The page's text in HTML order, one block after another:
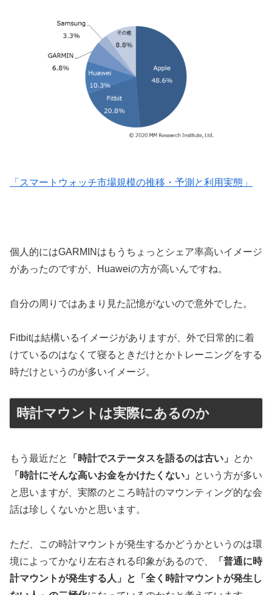
「スマートウォッチ市場規模の推移・予測と利用実態」
個人的にはGARMINはもうちょっとシェア率高いイメージ
があったのですが、Huaweiの方が高いんですね。
自分の周りではあまり見た記憶がないので意外でした。
Fitbitは結構いるイメージがありますが、外で日常的に着
けているのはなくて寝るときだけとかトレーニングをする
時だけというのが多いイメージ。
時計マウントは実際にあるのか
もう最近だと 「時計でステータスを語るのは古い」
とか
「時計にそんな高いお金をかけたくない」
という方が多い
と思いますが、実際のところ時計のマウンティング的な会
話は珍しくないかと思います。
ただ、この時計マウントが発生するかどうかというのは環
境によってかなり左右される印象があるので、
「普通に時
計マウントが発生する人」と「全く時計マウントが発生し